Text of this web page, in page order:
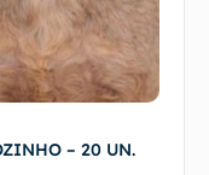
– 20 UN.